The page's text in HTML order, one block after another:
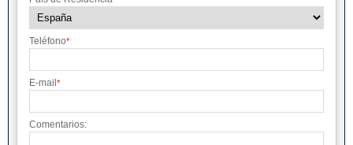
Teléfono*
E-mail *
Comentarios: